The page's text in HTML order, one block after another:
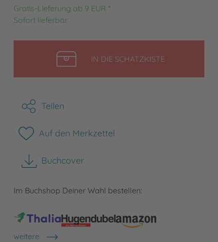
Gratis-Lieferung ab 9 EUR *
Sofort lieferbar
IN DIE SCHATZKISTELEGEN
Teilen
Auf den Merkzettel
Buchcover
herunterladen
Im Buchshop Deiner Wahl bestellen:
weitere